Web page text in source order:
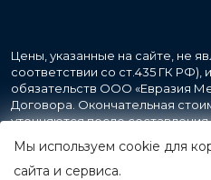
Цены, указанные на сайте, не
соответствии со ст.435 ГК РФ),
обязательств ООО «Евразия
Договора. Окончательная
уточняются после
фиксируются в Счете на
поставку товара.
Мы используем cookie для
сайта и сервиса.